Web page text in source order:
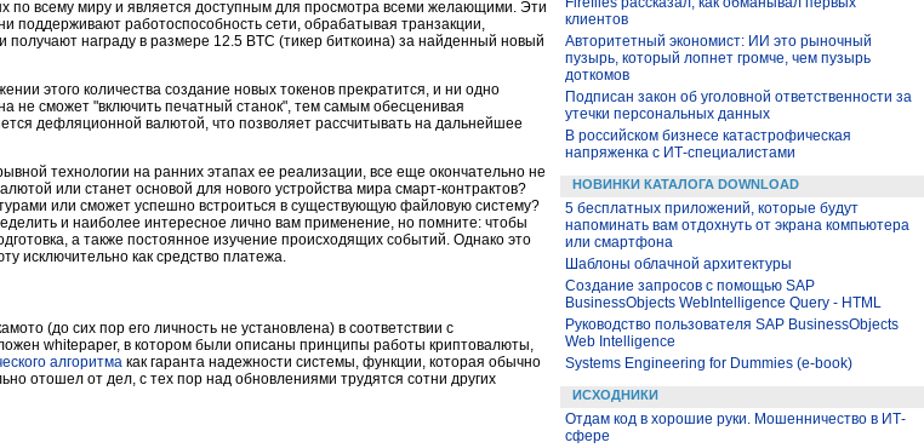
по всему миру и является доступным для просмотра всеми желающими. Эти
поддерживают работоспособность сети, обрабатывая транзакции,
награду в размере 12.5 BTC (тикер биткоина) за найденный новый
этого количества создание новых токенов прекратится, и ни одно
не сможет "включить печатный станок", тем самым обесценивая
дефляционной валютой, что позволяет рассчитывать на дальнейшее
технологии на ранних этапах ее реализации, все еще окончательно не
или станет основой для нового устройства мира смарт-контрактов?
или сможет успешно встроиться в существующую файловую систему?
и наиболее интересное лично вам применение, но помните: чтобы
а также постоянное изучение происходящих событий. Однако это
исключительно как средство платежа.
(до сих пор его личность не установлена) в соответствии с
whitepaper, в котором были описаны принципы работы криптовалюты,
алгоритма как гаранта надежности системы, функции, которая обычно
отошел от дел, с тех пор над обновлениями трудятся сотни других
клиентов
Авторитетный экономист: ИИ это рыночный
пузырь, который лопнет громче, чем пузырь
доткомов
Подписан закон об уголовной ответственности за
утечки персональных данных
В российском бизнесе катастрофическая
напряженка с ИТ-специалистами
НОВИНКИ КАТАЛОГА DOWNLOAD
5 бесплатных приложений, которые будут
напоминать вам отдохнуть от экрана компьютера
или смартфона
Шаблоны облачной архитектуры
Создание запросов с помощью SAP
BusinessObjects WebIntelligence Query - HTML
Руководство пользователя SAP BusinessObjects
Web Intelligence
Systems Engineering for Dummies (e-book)
ИСХОДНИКИ
Отдам код в хорошие руки. Мошенничество в ИТ-
сфере